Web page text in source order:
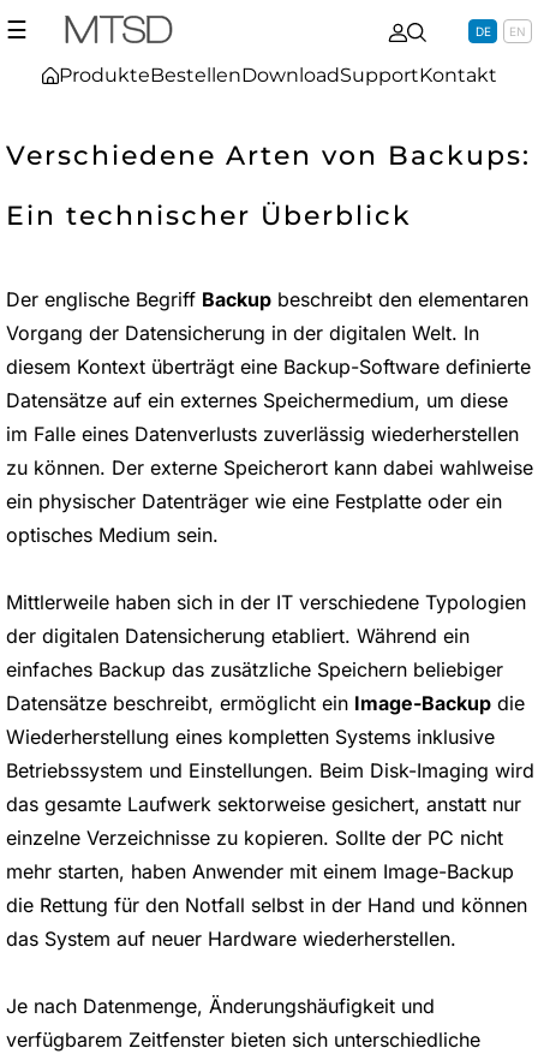
☰
ProdukteBestellenDownloadSupportKontakt
DE EN
Verschiedene Arten von Backups:
Ein technischer Überblick
Der englische Begriff Backup beschreibt den elementaren
Vorgang der Datensicherung in der digitalen Welt. In
diesem Kontext überträgt eine Backup-Software definierte
Datensätze auf ein externes Speichermedium, um diese
im Falle eines Datenverlusts zuverlässig wiederherstellen
zu können. Der externe Speicherort kann dabei wahlweise
ein physischer Datenträger wie eine Festplatte oder ein
optisches Medium sein.
Mittlerweile haben sich in der IT verschiedene Typologien
der digitalen Datensicherung etabliert. Während ein
einfaches Backup das zusätzliche Speichern beliebiger
Datensätze beschreibt, ermöglicht ein Image-Backup die
Wiederherstellung eines kompletten Systems inklusive
Betriebssystem und Einstellungen. Beim Disk-Imaging wird
das gesamte Laufwerk sektorweise gesichert, anstatt nur
einzelne Verzeichnisse zu kopieren. Sollte der PC nicht
mehr starten, haben Anwender mit einem Image-Backup
die Rettung für den Notfall selbst in der Hand und können
das System auf neuer Hardware wiederherstellen.
Je nach Datenmenge, Änderungshäufigkeit und
verfügbarem Zeitfenster bieten sich unterschiedliche